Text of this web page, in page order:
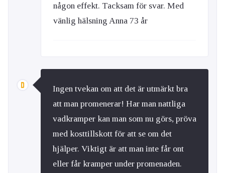
någon effekt. Tacksam för svar. Med
vänlig hälsning Anna 73 år
Ingen tvekan om att det är utmärkt bra
att man promenerar! Har man nattliga
vadkramper kan man som nu görs, pröva
med kosttillskott för att se om det
hjälper. Viktigt är att man inte får ont
eller får kramper under promenaden.